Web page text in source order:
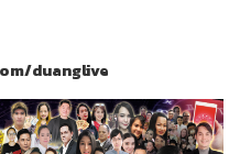
duanglive